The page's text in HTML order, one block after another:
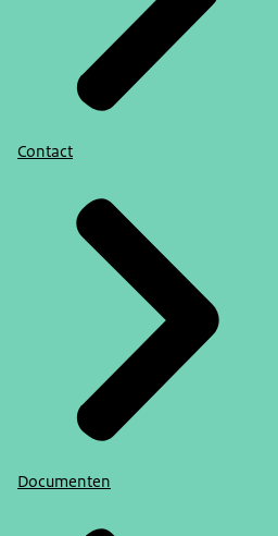
Contact
Documenten